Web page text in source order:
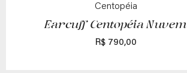
Mini
Piercing Mini Maior
R$430,00